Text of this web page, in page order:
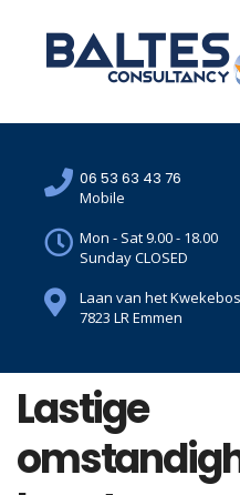
06 53 63 43 76
Mobile
Mon - Sat 9.00 - 18.00
Sunday CLOSED
Laan van het
7823 LR Emmen
Lastige